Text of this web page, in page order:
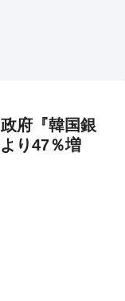
府『韓国銀
り47％増